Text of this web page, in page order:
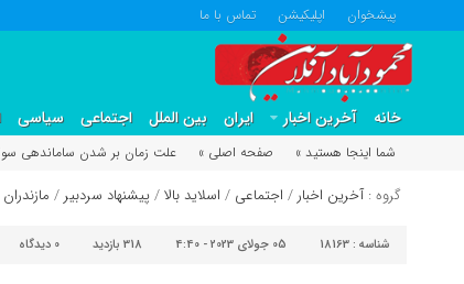
پیشخوان اپلیکیشن تماس با ما
خانه آخرین اخبار ایران بین الملل اجتماعی سیاسی
شما اینجا هستید » صفحه اصلی » علت زمان بر شدن ساماندهی
گروه :آخرین اخبار / اجتماعی / اسلاید بالا/پیشنهاد سردبیر /
شناسه : 18163 05 جولای 2023 - 4:40 318 بازدید 0 دیدگاه